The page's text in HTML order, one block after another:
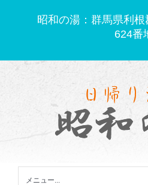
昭和の湯：群馬県利
624番
メニュー...